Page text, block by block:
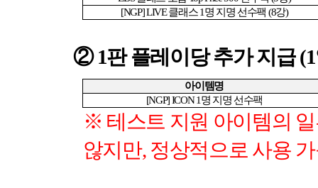
[NGP] LIVE클래스1명 지명 선수팩 (8강)
②1판 플레이당 추가 지급(1
아이템명
[NGP] ICON 1명 지명 선수팩
※ 테스트 지원 아이템의
않지만, 정상적으로 사용